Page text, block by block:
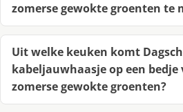
zomerse gewokte groenten te
Uit welke keuken komt
kabeljauwhaasje op een
zomerse gewokte groenten?